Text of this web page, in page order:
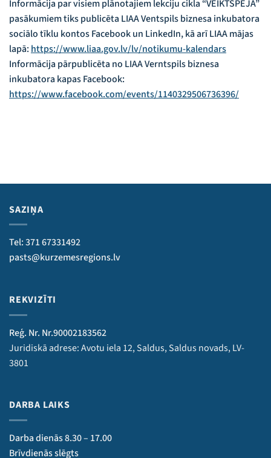
Informācija par visiem plānotajiem lekciju cikla “VEIKTSPĒJA”
pasākumiem tiks publicēta LIAA Ventspils biznesa inkubatora
sociālo tīklu kontos Facebook un LinkedIn, kā arī LIAA mājas
lapā: https://www.liaa.gov.lv/lv/notikumu-kalendars
Informācija pārpublicēta no LIAA Verntspils biznesa
inkubatora kapas Facebook:
https://www.facebook.com/events/1140329506736396/
SAZIŅA
Tel: 371 67331492
pasts@kurzemesregions.lv
REKVIZĪTI
Reģ. Nr. Nr.90002183562
Juridiskā adrese: Avotu iela 12, Saldus, Saldus novads, LV-
3801
DARBA LAIKS
Darba dienās 8.30 – 17.00
Brīvdienās slēgts